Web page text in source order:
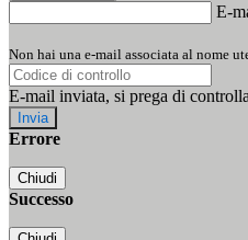
E-
Non hai una e-mail associata al nome
E-mail inviata, si prega di
Errore
Chiudi
Successo